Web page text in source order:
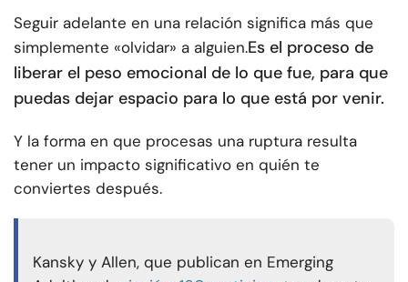
Seguir adelante en una relación significa más que
simplemente «olvidar» a alguien.Es el proceso de
liberar el peso emocional de lo que fue, para que
puedas dejar espacio para lo que está por venir.
Y la forma en que procesas una ruptura resulta
tener un impacto significativo en quién te
conviertes después.
Kansky y Allen, que publican en Emerging